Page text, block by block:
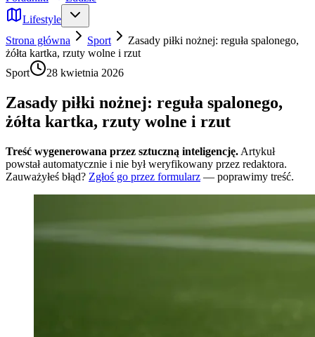
Lifestyle
Strona główna
Sport
Zasady piłki nożnej: reguła spalonego,
żółta kartka, rzuty wolne i rzut
Sport
28 kwietnia 2026
Zasady piłki nożnej: reguła spalonego,
żółta kartka, rzuty wolne i rzut
Treść wygenerowana przez sztuczną inteligencję. Artykuł
powstał automatycznie i nie był weryfikowany przez redaktora.
Zauważyłeś błąd? Zgłoś go przez formularz — poprawimy treść.